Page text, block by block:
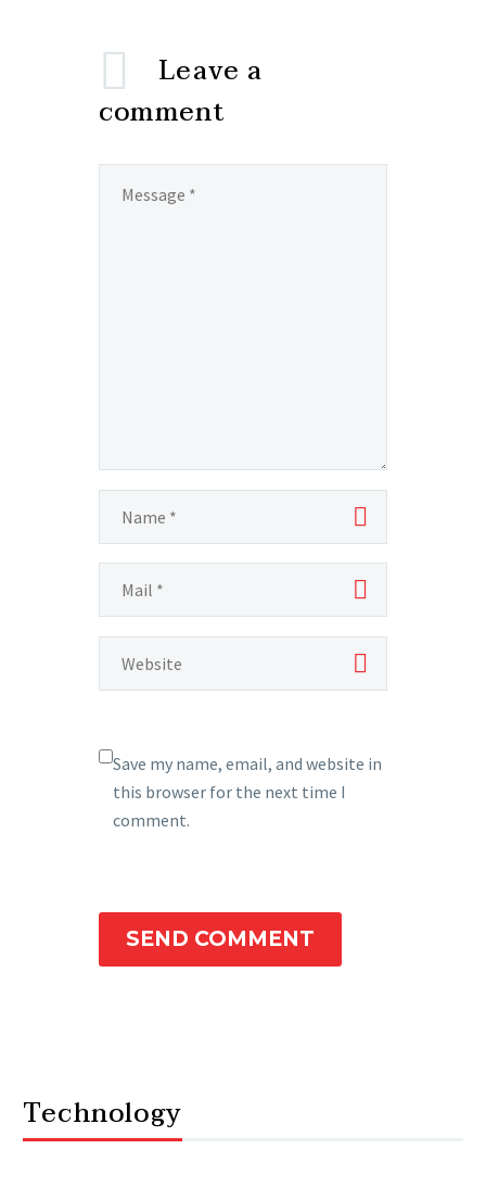
Leave a
comment
Save my name, email, and website in
this browser for the next time I
comment.
SEND COMMENT
Technology